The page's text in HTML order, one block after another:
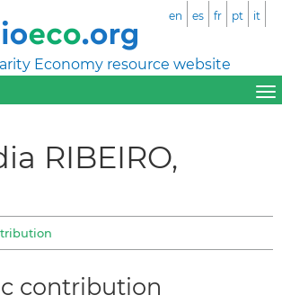
Economy resource website
en es fr pt it
RIBEIRO,
contribution